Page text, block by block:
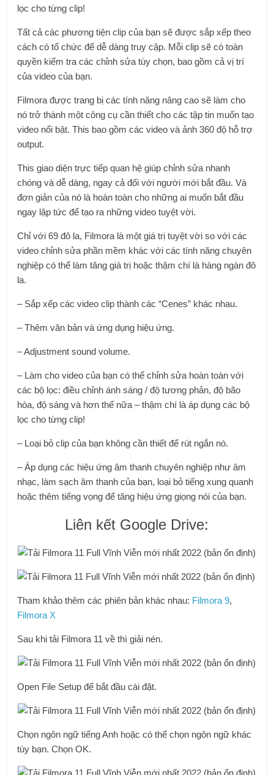
lọc cho từng clip!
Tất cả các phương tiện clip của bạn sẽ được sắp xếp theo
cách có tổ chức để dễ dàng truy cập. Mỗi clip sẽ có toàn
quyền kiểm tra các chỉnh sửa tùy chọn, bao gồm cả vị trí
của video của bạn.
Filmora được trang bị các tính năng nâng cao sẽ làm cho
nó trở thành một công cụ cần thiết cho các tập tin muốn tạo
video nổi bật. This bao gồm các video và ảnh 360 độ hỗ trợ
output.
This giao diện trực tiếp quan hệ giúp chỉnh sửa nhanh
chóng và dễ dàng, ngay cả đối với người mới bắt đầu. Và
đơn giản của nó là hoàn toàn cho những ai muốn bắt đầu
ngay lập tức để tạo ra những video tuyệt vời.
Chỉ với 69 đô la, Filmora là một giá trị tuyệt vời so với các
video chỉnh sửa phần mềm khác với các tính năng chuyên
nghiệp có thể làm tăng giá trị hoặc thậm chí là hàng ngàn đô
la.
– Sắp xếp các video clip thành các “Cenes” khác nhau.
– Thêm văn bản và ứng dụng hiệu ứng.
– Adjustment sound volume.
– Làm cho video của bạn có thể chỉnh sửa hoàn toàn với
các bộ lọc: điều chỉnh ánh sáng / độ tương phản, độ bão
hòa, độ sáng và hơn thế nữa – thậm chí là áp dụng các bộ
lọc cho từng clip!
– Loại bỏ clip của bạn không cần thiết để rút ngắn nó.
– Áp dụng các hiệu ứng âm thanh chuyên nghiệp như âm
nhạc, làm sạch âm thanh của bạn, loại bỏ tiếng xung quanh
hoặc thêm tiếng vọng để tăng hiệu ứng giọng nói của bạn.
Liên kết Google Drive:
Tham khảo thêm các phiên bản khác nhau: Filmora 9,
Filmora X
Sau khi tải Filmora 11 về thì giải nén.
Open File Setup để bắt đầu cài đặt.
Chọn ngôn ngữ tiếng Anh hoặc có thể chọn ngôn ngữ khác
tùy bạn. Chọn OK.